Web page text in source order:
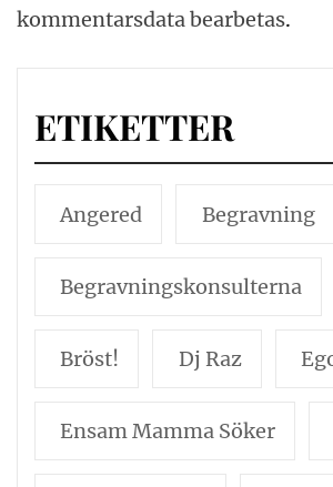
kommentarsdata bearbetas.
ETIKETTER
Angered Begravning
Begravningskonsulterna
Bröst! Dj Raz
Ensam Mamma Söker